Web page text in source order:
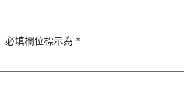
必填欄位標示為 *